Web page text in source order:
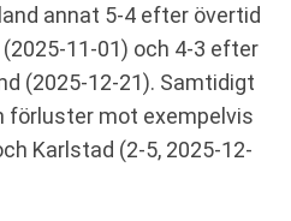
annat 5-4 efter övertid
11-01) och 4-3 efter
(2025-12-21). Samtidigt
förluster mot exempelvis
Karlstad (2-5, 2025-12-